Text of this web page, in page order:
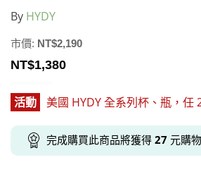
By HYDY
市價: NT$2,190
NT$1,380
活動 美國 HYDY 全系列杯、瓶，任
完成購買此商品將獲得 27 元購